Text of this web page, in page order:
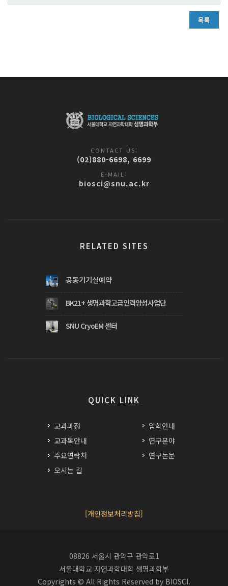
목록
CONTACT US:
(02)880-6698, 6699
E-MAIL:
biosci@snu.ac.kr
RELATED SITES
공동기기실예약
BK21+ 생명과학고급인력양성사업단
SNU CryoEM 센터
QUICK LINK
교과과정
교과목안내
주요연락처
오시는 길
입학안내
연구분야
연구논문
[개인정보처리방침]
08826 서울시 관악구 관악로1
서울대학교 자연과학대학 생명과학부
Copyrights © All Rights Reserved by BIOSCI.